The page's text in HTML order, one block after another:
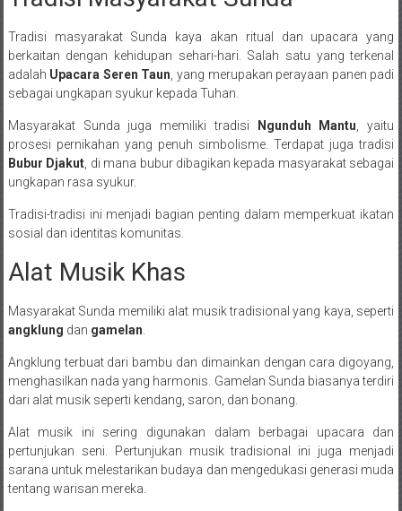
Tradisi masyarakat Sunda kaya akan ritual dan upacara yang
berkaitan dengan kehidupan sehari-hari. Salah satu yang terkenal
adalah Upacara Seren Taun , yang merupakan perayaan panen padi
sebagai ungkapan syukur kepada Tuhan.
Masyarakat Sunda juga memiliki tradisi Ngunduh Mantu , yaitu
prosesi pernikahan yang penuh simbolisme. Terdapat juga tradisi
Bubur Djakut , di mana bubur dibagikan kepada masyarakat sebagai
ungkapan rasa syukur.
Tradisi-tradisi ini menjadi bagian penting dalam memperkuat ikatan
sosial dan identitas komunitas.
Alat Musik Khas
Masyarakat Sunda memiliki alat musik tradisional yang kaya, seperti
angklung dan gamelan
Angklung terbuat dari bambu dan dimainkan dengan cara digoyang,
menghasilkan nada yang harmonis. Gamelan Sunda biasanya terdiri
dari alat musik seperti kendang, saron, dan bonang.
Alat musik ini sering digunakan dalam berbagai upacara dan
pertunjukan seni. Pertunjukan musik tradisional ini juga menjadi
sarana untuk melestarikan budaya dan mengedukasi generasi muda
tentang warisan mereka.